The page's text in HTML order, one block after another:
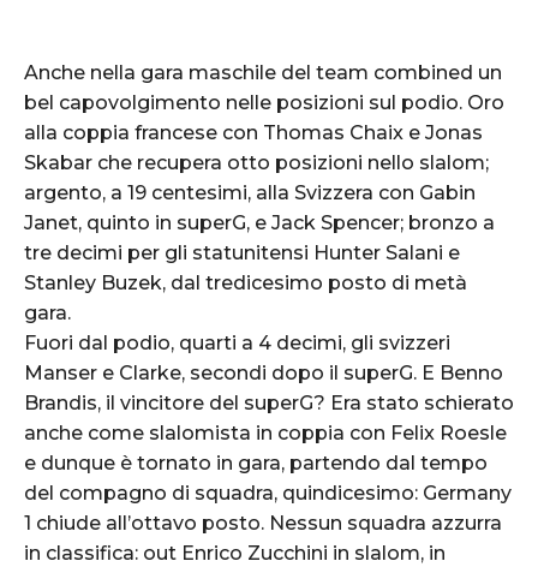
Anche nella gara maschile del team combined un
bel capovolgimento nelle posizioni sul podio. Oro
alla coppia francese con Thomas Chaix e Jonas
Skabar che recupera otto posizioni nello slalom;
argento, a 19 centesimi, alla Svizzera con Gabin
Janet, quinto in superG, e Jack Spencer; bronzo a
tre decimi per gli statunitensi Hunter Salani e
Stanley Buzek, dal tredicesimo posto di metà
gara.
Fuori dal podio, quarti a 4 decimi, gli svizzeri
Manser e Clarke, secondi dopo il superG. E Benno
Brandis, il vincitore del superG? Era stato schierato
anche come slalomista in coppia con Felix Roesle
e dunque è tornato in gara, partendo dal tempo
del compagno di squadra, quindicesimo: Germany
1 chiude all’ottavo posto. Nessun squadra azzurra
in classifica: out Enrico Zucchini in slalom, in